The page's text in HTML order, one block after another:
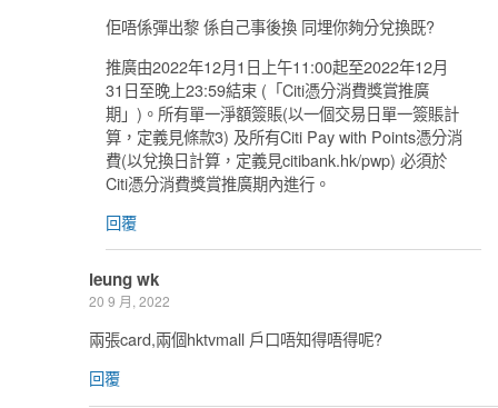
佢唔係彈出黎 係自己事後換 同埋你夠分兌換既?
推廣由2022年12月1日上午11:00起至2022年12月
31日至晚上23:59結束 (「Citi憑分消費獎賞推廣
期」)。所有單一淨額簽賬(以一個交易日單一簽賬計
算，定義見條款3) 及所有Citi Pay with Points憑分消
費(以兌換日計算，定義見citibank.hk/pwp) 必須於
Citi憑分消費獎賞推廣期內進行。
回覆
leung wk
20 9 月, 2022
兩張card,兩個hktvmall 戶口唔知得唔得呢?
回覆